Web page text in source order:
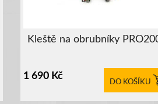
Kleště na obrubníky
1 690 Kč
DO KOŠÍKU